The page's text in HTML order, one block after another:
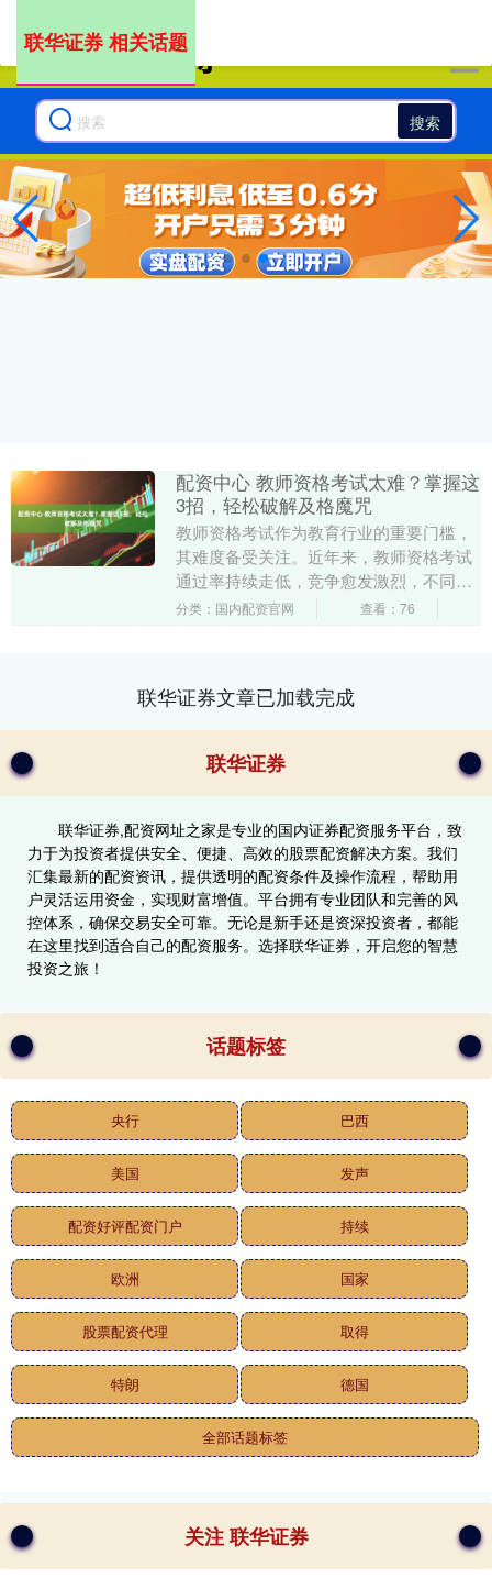
搜索
联华证券 相关话题
配资中心 教师资格考试太难？掌握这
3招，轻松破解及格魔咒
教师资格考试作为教育行业的重要门槛，
其难度备受关注。近年来，教师资格考试
通过率持续走低，竞争愈发激烈，不同学
段和科目难度差异显著。如何科学备考、
分类：国内配资官网 查看：76
联华证券文章已加载完成
联华证券
联华证券,配资网址之家是专业的国内证券配资服务平台，致
力于为投资者提供安全、便捷、高效的股票配资解决方案。我们
汇集最新的配资资讯，提供透明的配资条件及操作流程，帮助用
户灵活运用资金，实现财富增值。平台拥有专业团队和完善的风
控体系，确保交易安全可靠。无论是新手还是资深投资者，都能
在这里找到适合自己的配资服务。选择联华证券，开启您的智慧
投资之旅！
话题标签
央行 巴西
美国 发声
配资好评配资门户 持续
欧洲 国家
股票配资代理 取得
特朗 德国
全部话题标签
关注 联华证券